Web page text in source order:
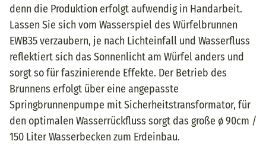
denn die Produktion erfolgt aufwendig in Handarbeit.
Lassen Sie sich vom Wasserspiel des Würfelbrunnen
EWB35 verzaubern, je nach Lichteinfall und Wasserfluss
reflektiert sich das Sonnenlicht am Würfel anders und
sorgt so für faszinierende Effekte. Der Betrieb des
Brunnens erfolgt über eine angepasste
Springbrunnenpumpe mit Sicherheitstransformator, für
den optimalen Wasserrückfluss sorgt das große ø 90cm /
150 Liter Wasserbecken zum Erdeinbau.